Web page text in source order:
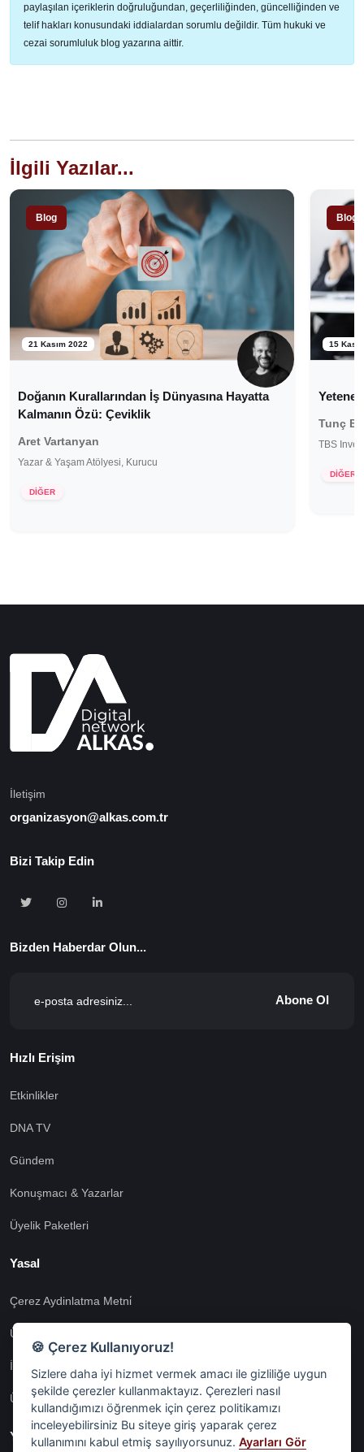
paylaşılan içeriklerin doğruluğundan, geçerliliğinden, güncelliğinden ve
telif hakları konusundaki iddialardan sorumlu değildir. Tüm hukuki ve
cezai sorumluluk blog yazarına aittir.
İlgili Yazılar...
Blog
21 Kasım 2022
Doğanın Kurallarından İş Dünyasına Hayatta
Kalmanın Özü: Çeviklik
Aret Vartanyan
Yazar & Yaşam Atölyesi, Kurucu
DİĞER
Blog
15
Tunç
TBS
DİĞER
İletişim
organizasyon@alkas.com.tr
Bizi Takip Edin
Bizden Haberdar Olun...
Abone Ol
Hızlı Erişim
Etkinlikler
DNA TV
Gündem
Konuşmacı & Yazarlar
Üyelik Paketleri
Yasal
Çerez Aydinlatma Metni̇
Üyeli̇k Sözleşmesi̇
İnternet Si̇tesi̇ Aydinlatma Metni̇
Üyeli̇k Aydinlatma Metni̇
Yasal
🍪 Çerez Kullanıyoruz!
Sizlere daha iyi hizmet vermek amacı ile gizliliğe uygun
şekilde çerezler kullanmaktayız. Çerezleri nasıl
kullandığımızı öğrenmek için çerez politikamızı
inceleyebilirsiniz Bu siteye giriş yaparak çerez
kullanımını kabul etmiş sayılıyorsunuz.Ayarları Gör